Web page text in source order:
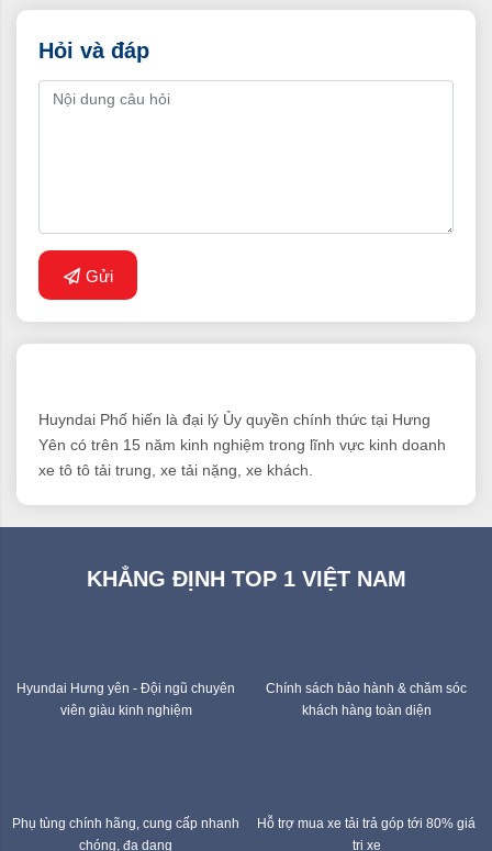
Hỏi và đáp
Gửi
Huyndai Phố hiến là đại lý Ủy quyền chính thức tại Hưng
Yên có trên 15 năm kinh nghiệm trong lĩnh vực kinh doanh
xe tô tô tải trung, xe tải nặng, xe khách.
KHẲNG ĐỊNH TOP 1 VIỆT NAM
Hyundai Hưng yên - Đội ngũ chuyên
viên giàu kinh nghiệm
Chính sách bảo hành & chăm sóc
khách hàng toàn diện
Phụ tùng chính hãng, cung cấp nhanh
chóng, đa dạng
Hỗ trợ mua xe tải trả góp tới 80% giá
trị xe